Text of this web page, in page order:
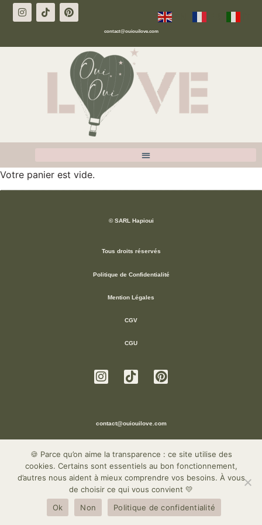
contact@ouiouilove.com
Votre panier est vide.
© SARL Hapioui
Tous droits réservés
Politique de Confidentialité
Mention Légales
CGV
CGU
contact@ouiouilove.com
🍪 Parce qu’on aime la transparence : ce site utilise des
cookies. Certains sont essentiels au bon fonctionnement,
d’autres nous aident à mieux comprendre vos besoins. À vous
de choisir ce qui vous convient 💛
Ok
Non Politique de confidentialité